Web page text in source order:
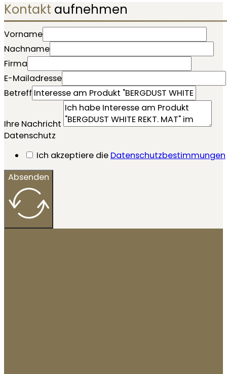
Kontakt aufnehmen
Vorname
Nachname
Firma
E-Mailadresse
Betreff
Ihre Nachricht
Datenschutz
Ich akzeptiere die Datenschutzbestimmungen
Absenden